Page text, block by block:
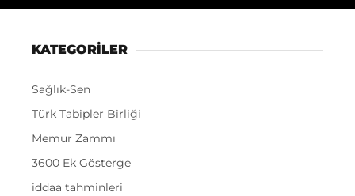
KATEGORİLER
Sağlık-Sen
Türk Tabipler Birliği
Memur Zammı
3600 Ek Gösterge
iddaa tahminleri